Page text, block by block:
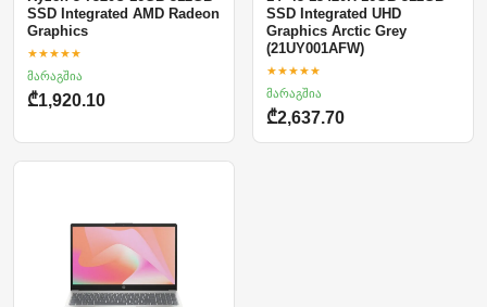
SSD Integrated AMD Radeon
Graphics
★★★★★
მარაგშია
₾1,920.10
SSD Integrated UHD
Graphics Arctic Grey
(21UY001AFW)
★★★★★
მარაგშია
₾2,637.70